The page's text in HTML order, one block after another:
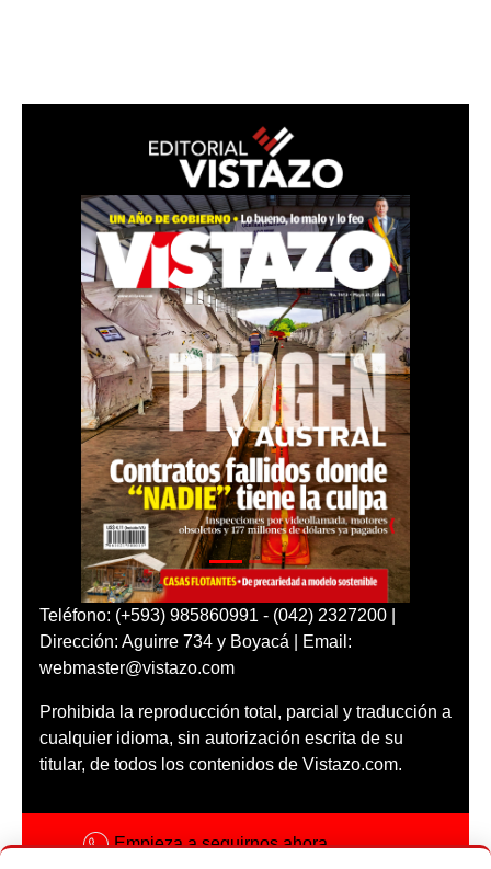
Teléfono: (+593) 985860991 - (042) 2327200 |
Dirección: Aguirre 734 y Boyacá | Email:
webmaster@vistazo.com
Prohibida la reproducción total, parcial y traducción a
cualquier idioma, sin autorización escrita de su
titular, de todos los contenidos de Vistazo.com.
Empieza a seguirnos ahora